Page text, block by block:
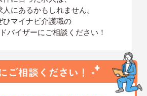
人にあるかもしれません。
ひマイナビ介護職の
バイザーにご相談ください！